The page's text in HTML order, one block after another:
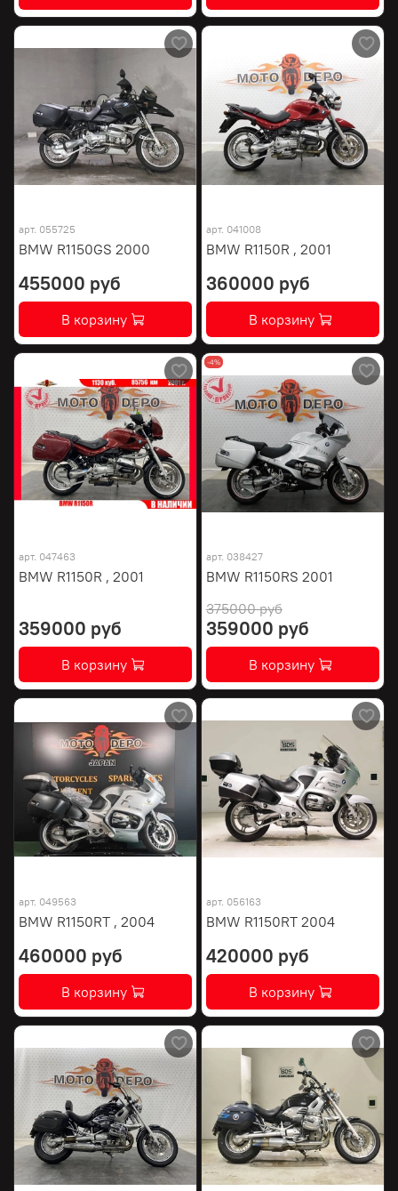
арт. 055725
BMW R1150GS 2000
455000 руб
В корзину
арт. 041008
BMW R1150R , 2001
360000 руб
В корзину
арт. 047463
BMW R1150R , 2001
359000 руб
В корзину
-4%
арт. 038427
BMW R1150RS 2001
375000 руб
359000 руб
В корзину
арт. 049563
BMW R1150RT , 2004
460000 руб
В корзину
арт. 056163
BMW R1150RT 2004
420000 руб
В корзину